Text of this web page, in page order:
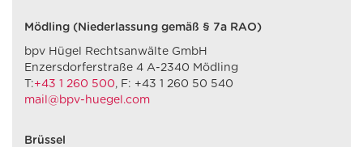
Mödling (Niederlassung gemäß § 7a RAO)
bpv Hügel Rechtsanwälte GmbH
Enzersdorferstraße 4 A-2340 Mödling
T:+43 1 260 500, F: +43 1 260 50 540
mail@bpv-huegel.com
Brüssel